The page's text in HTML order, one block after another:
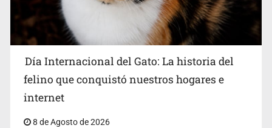
Día Internacional del Gato: La historia del
felino que conquistó nuestros hogares e
internet
8 de Agosto de 2026